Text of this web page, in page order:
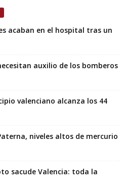
acaban en el hospital tras un
auxilio de los bomberos
valenciano alcanza los 44
niveles altos de mercurio
sacude Valencia: toda la